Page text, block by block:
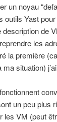
un noyau
Yast
de
les
la première
situation)
un peu plus
VM (peut